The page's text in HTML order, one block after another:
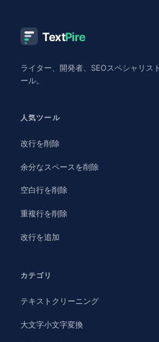
TextPire
ライター、開発者、SEOスペシャリス
ール。
人気ツール
改行を削除
余分なスペースを削除
空白行を削除
重複行を削除
改行を追加
カテゴリ
テキストクリーニング
大文字小文字変換